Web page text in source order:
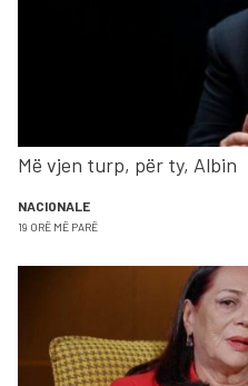
Më vjen turp, për ty, Albin
NACIONALE
19 ORË MË PARË